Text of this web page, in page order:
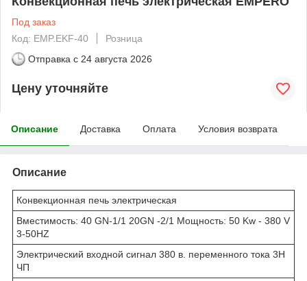
Под заказ
Код: EMP.EKF-40
Розница
Отправка с 24 августа 2026
Цену уточняйте
Описание Доставка Оплата Условия возврата
Описание
Конвекционная печь электрическая
Вместимость: 40 GN-1/1 20GN -2/1 Мощность: 50 Kw - 380 V
3-50HZ
Электрический входной сигнал 380 в. переменного тока 3Н
ЧП